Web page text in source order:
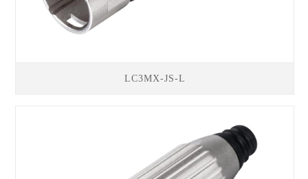
LC3MX-JS-L